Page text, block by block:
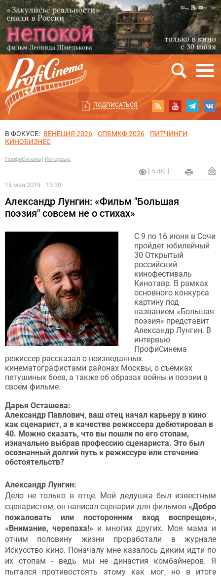
ПОДПИСАТЬСЯ
В ФОКУСЕ: ВЕНЕЦИЯ 2026 СПБМКФ 2026
ПИТЧИНГИ
КИНОБИЗНЕС
ПрофиСинема Интервью
5700
15 мая 2019 13:30
Александр Лунгин: «Фильм "Большая
поэзия" совсем не о стихах»
С 9 по 16 июня в Сочи
пройдет юбилейный
30 Открытый
российский
кинофестиваль
Кинотавр. В рамках
основного конкурса
картину под
названием «Большая
поэзия» представит
Александр Лунгин. В
интервью
ПрофиСинема
режиссер рассказал о неизведанных
кинематографистами районах Москвы, о съемках
петушиных боев, а также об образах войны и поэзии в
своем фильме.
Дарья Осташева:
Александр Павлович, ваш отец начал карьеру в кино
как сценарист, а в качестве режиссера дебютировал в
40. Можно сказать, что вы пошли по его стопам,
изначально выбрав профессию сценариста. Это был
осознанный долгий путь к режиссуре или стечение
обстоятельств?
Александр Лунгин:
Дело не только в отце. Мой дедушка был известным
сценаристом, он написал сценарии для фильмов «Добро
пожаловать или посторонним вход воспрещен»,
«Внимание, черепаха!» и многих других. Моя мама и
отчим половину жизни проработали в журнале
Искусство кино. Поначалу мне казалось диким идти по
их стопам - ведь мы не династия комбайнеров. Я
пытался противостоять этому как мог, но в итоге